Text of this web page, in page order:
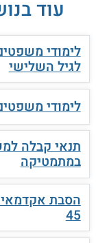
עוד
לימודי
לגיל השלישי
לימודי
תנאי קבלה
במתמטיקה
הסבת
45